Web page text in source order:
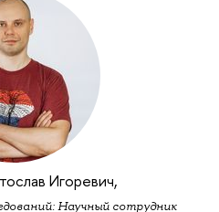
Игоревич,
Научный сотрудник